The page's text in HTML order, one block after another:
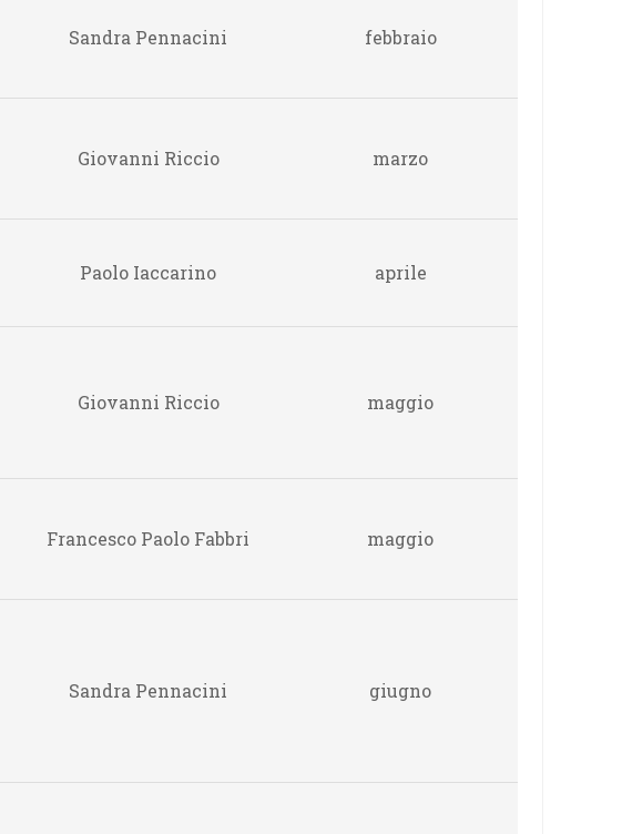
Sandra Pennacini febbraio
Giovanni Riccio marzo
Paolo Iaccarino aprile
Giovanni Riccio maggio
Francesco Paolo Fabbri maggio
Sandra Pennacini giugno